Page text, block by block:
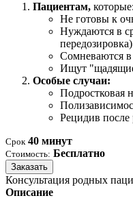
Пациентам, которые:
Не готовы к
Нуждаются в
передозировка)
Сомневаются
Ищут
Особые случаи:
Подростковая
Рецидив после
Срок 40 минут
Стоимость: Бесплатно
Заказать
Консультация родных
Описание